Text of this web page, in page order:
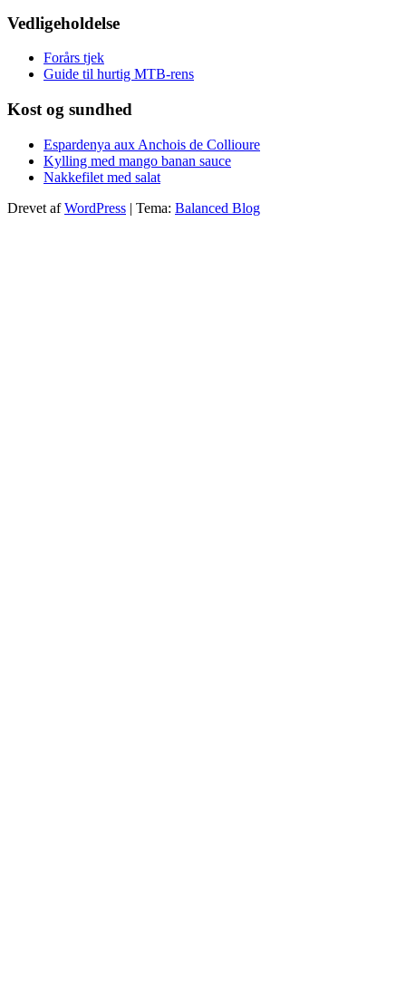
Vedligeholdelse
Forårs tjek
Guide til hurtig MTB-rens
Kost og sundhed
Espardenya aux Anchois de Collioure
Kylling med mango banan sauce
Nakkefilet med salat
Drevet afWordPress | Tema: Balanced Blog